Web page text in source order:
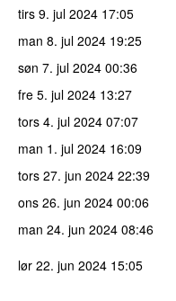
tirs 9. jul 2024 17:05
man 8. jul 2024 19:25
søn 7. jul 2024 00:36
fre 5. jul 2024 13:27
tors 4. jul 2024 07:07
man 1. jul 2024 16:09
tors 27. jun 2024 22:39
ons 26. jun 2024 00:06
man 24. jun 2024 08:46
lør 22. jun 2024 15:05